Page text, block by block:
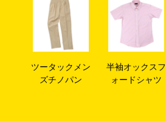
ツータックメン
ズチノパン
半袖オックスフ
ォードシャツ